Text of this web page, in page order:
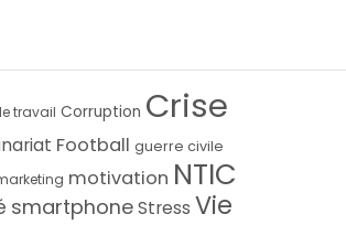
travail Corruption Crise
Football guerre civile
motivation NTIC
smartphoneStress Vie